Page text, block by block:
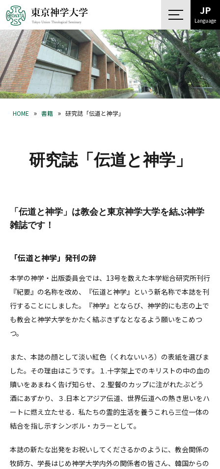
JP
Language
HOME » 書籍 » 研究誌「伝道と神学」
研究誌「伝道と神学」
「伝道と神学」は教会と東京神学大学を結ぶ神学
雑誌です！
「伝道と神学」発刊の辞
本学の神学・出版委員会では、13号を数えた本学総合研究所刊行
『紀要』の名称を改め、『伝道と神学』という新名称で本誌を刊
行することにしました。『神学』とならび、神学的にも志の上で
も教会と神学大学をかたく結ぶきずなとなるよう願いをこめつ
つ。
また、本誌の顔として淡い紅色（くれないいろ）の表紙を選びま
した。その理由はこうです。１.十字架上でのキリストの中の血の
贖いをあまねく告げ知らせ、２.聖餐のカップに注がれたぶどう
酒にあずかり、３.日本とアジア伝道、世界伝道への熱き思いをハ
ートに燃え立たせる．私たちの霊的生活を養うこれら三位一体の
結合を指し示すシンボル・カラーとして。
本誌の新たな出発をお祝いしてくださるかのように、教会関係の
牧師方、学長はじめ神学大学内外の関係者の皆さん、韓国からの